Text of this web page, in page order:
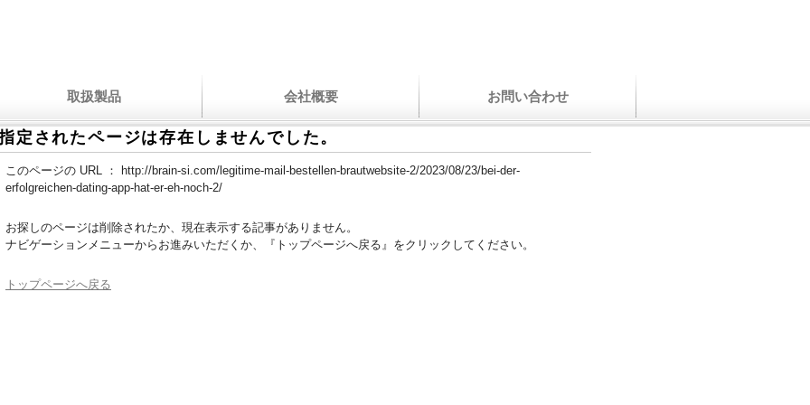
取扱製品 会社概要 お問い合わせ
定されたページは存在しませんでした。
このページの URL ：
http://brain-si.com/legitime-mail-bestellen-brautwebsite-2/2023/08/23/bei-der-
erfolgreichen-dating-app-hat-er-eh-noch-2/
お探しのページは削除されたか、現在表示する記事がありません。
ナビゲーションメニューからお進みいただくか、『トップページへ戻る』をクリックしてください。
トップページへ戻る